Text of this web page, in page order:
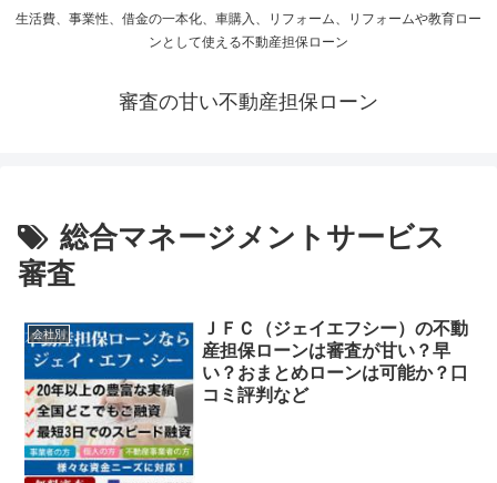
生活費、事業性、借金の一本化、車購入、リフォーム、リフォームや教育ロー
ンとして使える不動産担保ローン
審査の甘い不動産担保ローン
総合マネージメントサービス
審査
会社別
ＪＦＣ（ジェイエフシー）の不動
産担保ローンは審査が甘い？早
い？おまとめローンは可能か？口
コミ評判など